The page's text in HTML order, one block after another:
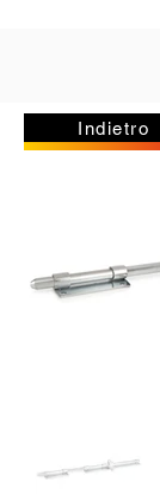
Indietro